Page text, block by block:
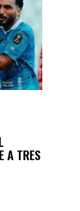
A TRES